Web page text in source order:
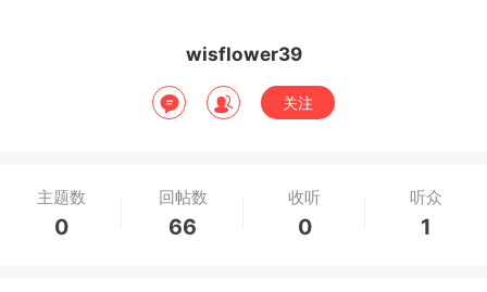
wisflower39
关注
主题数
0
回帖数
66
收听
0
听众
1